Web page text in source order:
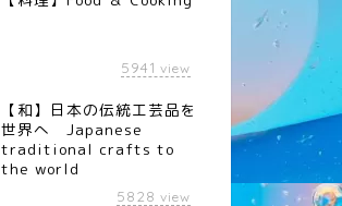
5941 view
【和】日本の伝統工芸品を
世界へ Japanese
traditional crafts to
the world
5828 view